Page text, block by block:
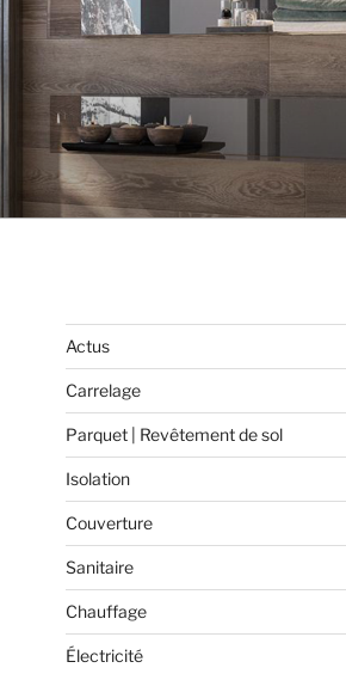
Actus
Carrelage
Parquet | Revêtement de sol
Isolation
Couverture
Sanitaire
Chauffage
Électricité